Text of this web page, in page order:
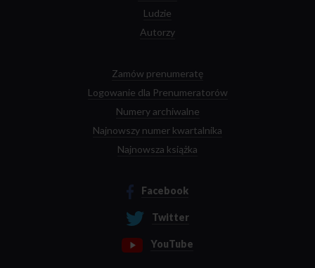
Ludzie
Autorzy
Zamów prenumeratę
Logowanie dla Prenumeratorów
Numery archiwalne
Najnowszy numer kwartalnika
Najnowsza książka
Facebook
Twitter
YouTube